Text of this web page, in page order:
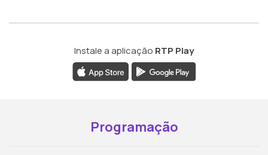
Instale a aplicação RTP Play
Programação